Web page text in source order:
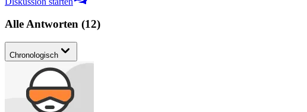
Alle Antworten (12)
Chronologisch